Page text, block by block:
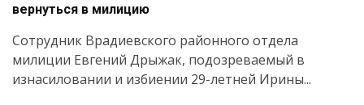
вернуться в милицию
Сотрудник Врадиевского районного отдела
милиции Евгений Дрыжак, подозреваемый в
изнасиловании и избиении 29-летней Ирины...